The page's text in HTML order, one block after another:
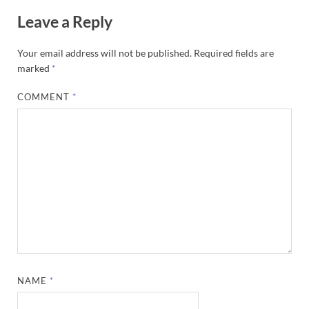
Leave a Reply
Your email address will not be published. Required fields are
marked *
COMMENT *
NAME *